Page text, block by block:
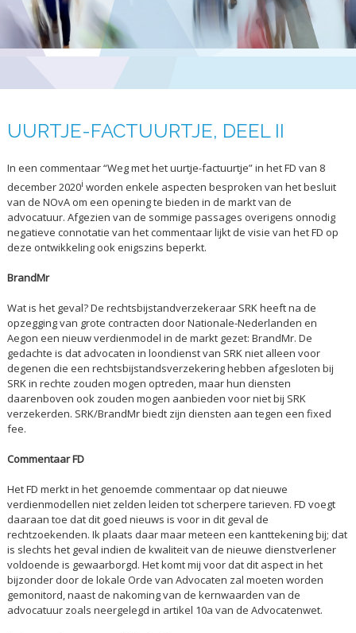
UURTJE-FACTUURTJE, DEEL II
In een commentaar “Weg met het uurtje-factuurtje” in het FD van 8
december 2020i worden enkele aspecten besproken van het besluit
van de NOvA om een opening te bieden in de markt van de
advocatuur. Afgezien van de sommige passages overigens onnodig
negatieve connotatie van het commentaar lijkt de visie van het FD op
deze ontwikkeling ook enigszins beperkt.
BrandMr
Wat is het geval? De rechtsbijstandverzekeraar SRK heeft na de
opzegging van grote contracten door Nationale-Nederlanden en
Aegon een nieuw verdienmodel in de markt gezet: BrandMr. De
gedachte is dat advocaten in loondienst van SRK niet alleen voor
degenen die een rechtsbijstandsverzekering hebben afgesloten bij
SRK in rechte zouden mogen optreden, maar hun diensten
daarenboven ook zouden mogen aanbieden voor niet bij SRK
verzekerden. SRK/BrandMr biedt zijn diensten aan tegen een fixed
fee.
Commentaar FD
Het FD merkt in het genoemde commentaar op dat nieuwe
verdienmodellen niet zelden leiden tot scherpere tarieven. FD voegt
daaraan toe dat dit goed nieuws is voor in dit geval de
rechtzoekenden. Ik plaats daar maar meteen een kanttekening bij; dat
is slechts het geval indien de kwaliteit van de nieuwe dienstverlener
voldoende is gewaarborgd. Het komt mij voor dat dit aspect in het
bijzonder door de lokale Orde van Advocaten zal moeten worden
gemonitord, naast de nakoming van de kernwaarden van de
advocatuur zoals neergelegd in artikel 10a van de Advocatenwet.